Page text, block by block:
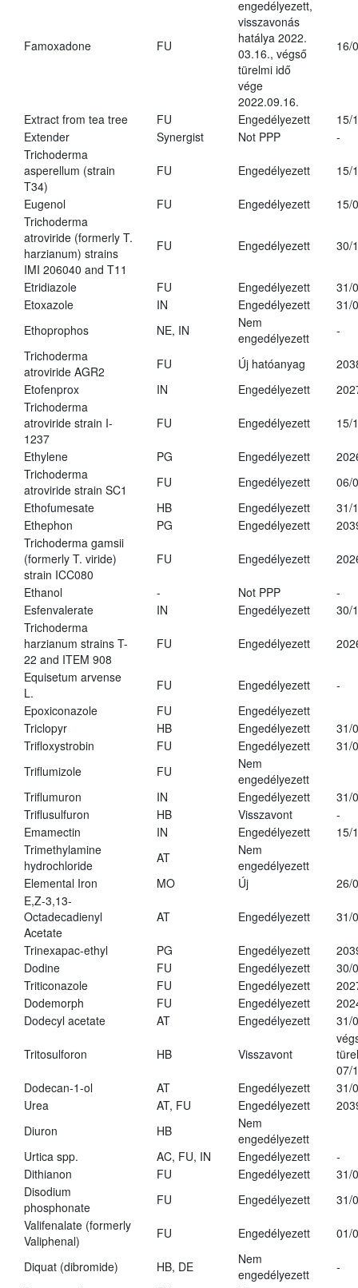
Famoxadone FU
engedélyezett,
visszavonás
hatálya 2022.
03.16., végső
türelmi idő
vége
2022.09.16.
16/
Extract from tea tree FU Engedélyezett
15/
Extender
Synergist Not PPP
-
Trichoderma
asperellum (strain
T34)
FU Engedélyezett 15/
Eugenol FU Engedélyezett
15/
Trichoderma
atroviride (formerly T.
harzianum) strains
IMI 206040 and T11
FU Engedélyezett 30/
Etridiazole FU Engedélyezett
31/
Etoxazole
IN Engedélyezett
31/
Ethoprophos
NE, IN
Nem
engedélyezett
-
Trichoderma
atroviride AGR2
FU Új hatóanyag
Etofenprox
IN Engedélyezett
Trichoderma
atroviride strain I-
1237
FU Engedélyezett 15/
Ethylene PG Engedélyezett
Trichoderma
atroviride strain SC1
FU Engedélyezett
06/
Ethofumesate
HB Engedélyezett
31/
Ethephon
PG Engedélyezett
Trichoderma gamsii
(formerly T. viride)
strain ICC080
FU Engedélyezett
Ethanol - Not PPP
-
Esfenvalerate
IN Engedélyezett
30/
Trichoderma
harzianum strains T-
22 and ITEM 908
FU Engedélyezett
Equisetum arvense
L.
FU Engedélyezett
-
Epoxiconazole
FU
Engedélyezett
Triclopyr
HB Engedélyezett
31/
Trifloxystrobin
FU Engedélyezett
31/
Triflumizole
FU
Nem
engedélyezett
Triflumuron
IN Engedélyezett
31/
Triflusulfuron
HB Visszavont
-
Emamectin
IN Engedélyezett
15/
Trimethylamine
hydrochloride
AT
Nem
engedélyezett
Elemental Iron
MO Új
26/
E,Z-3,13-
Octadecadienyl
Acetate
AT Engedélyezett 31/
Trinexapac-ethyl PG Engedélyezett
Dodine
FU Engedélyezett
30/
Triticonazole
FU Engedélyezett
Dodemorph
FU Engedélyezett
Dodecyl acetate
AT Engedélyezett 31/
Tritosulforon HB Visszavont
07/
Dodecan-1-ol
AT Engedélyezett
31/
Urea
AT, FU Engedélyezett
Diuron
HB
Nem
engedélyezett
Urtica spp.
AC, FU, IN Engedélyezett
-
Dithianon
FU Engedélyezett
31/
Disodium
phosphonate
FU Engedélyezett
31/
Valifenalate (formerly
Valiphenal)
FU Engedélyezett 01/
Diquat (dibromide) HB, DE
Nem
engedélyezett
-